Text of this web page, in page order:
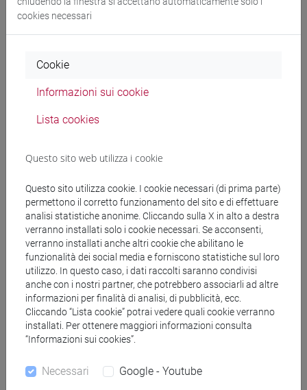
[FTR5] STORIA - Laurea
Insegnamenti mutuati
Struttura generale dell'insegnamento
LINGUA INGLESE
ACADEMIC WRITING
ACADEMIC WRITING A
ACADEMIC WRITING B
ACADEMIC WRITING C
ENGLISH FOR HISTORY AND PHILOSOPHY
cookies necessari
Cookie
Informazioni sui cookie
Lista cookies
Questo sito web utilizza i cookie
Questo sito utilizza cookie. I cookie necessari (di prima parte)
permettono il corretto funzionamento del sito e di effettuare
analisi statistiche anonime. Cliccando sulla X in alto a destra
verranno installati solo i cookie necessari. Se acconsenti,
verranno installati anche altri cookie che abilitano le
funzionalità dei social media e forniscono statistiche sul loro
utilizzo. In questo caso, i dati raccolti saranno condivisi
anche con i nostri partner, che potrebbero associarli ad altre
informazioni per finalità di analisi, di pubblicità, ecc.
Cliccando “Lista cookie” potrai vedere quali cookie verranno
installati. Per ottenere maggiori informazioni consulta
“Informazioni sui cookies”.
Necessari Google - Youtube